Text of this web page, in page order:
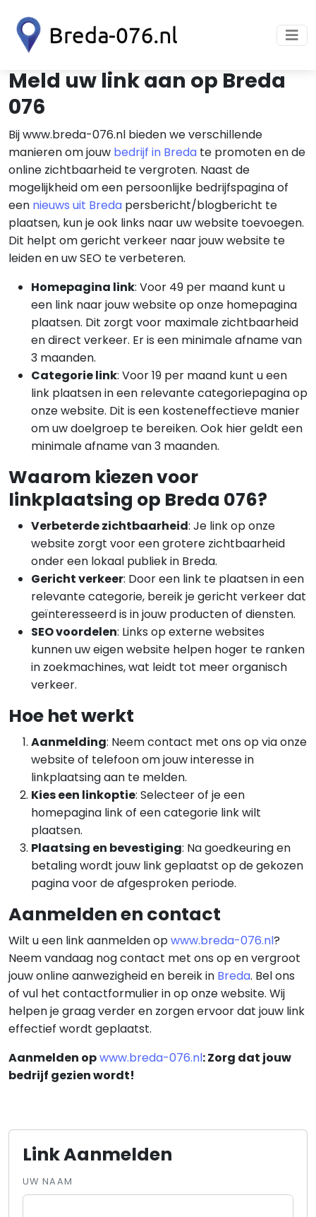
Meld uw link aan op Breda
076
Bij www.breda-076.nl bieden we verschillende
manieren om jouw bedrijf in Breda te promoten en de
online zichtbaarheid te vergroten. Naast de
mogelijkheid om een persoonlijke bedrijfspagina of
een nieuws uit Breda persbericht/blogbericht te
plaatsen, kun je ook links naar uw website toevoegen.
Dit helpt om gericht verkeer naar jouw website te
leiden en uw SEO te verbeteren.
Homepagina link: Voor 49 per maand kunt u
een link naar jouw website op onze homepagina
plaatsen. Dit zorgt voor maximale zichtbaarheid
en direct verkeer. Er is een minimale afname van
3 maanden.
Categorie link: Voor 19 per maand kunt u een
link plaatsen in een relevante categoriepagina op
onze website. Dit is een kosteneffectieve manier
om uw doelgroep te bereiken. Ook hier geldt een
minimale afname van 3 maanden.
Waarom kiezen voor
linkplaatsing op Breda 076?
Verbeterde zichtbaarheid: Je link op onze
website zorgt voor een grotere zichtbaarheid
onder een lokaal publiek in Breda.
Gericht verkeer: Door een link te plaatsen in een
relevante categorie, bereik je gericht verkeer dat
geïnteresseerd is in jouw producten of diensten.
SEO voordelen: Links op externe websites
kunnen uw eigen website helpen hoger te ranken
in zoekmachines, wat leidt tot meer organisch
verkeer.
Hoe het werkt
Aanmelding: Neem contact met ons op via onze
website of telefoon om jouw interesse in
linkplaatsing aan te melden.
Kies een linkoptie: Selecteer of je een
homepagina link of een categorie link wilt
plaatsen.
Plaatsing en bevestiging: Na goedkeuring en
betaling wordt jouw link geplaatst op de gekozen
pagina voor de afgesproken periode.
Aanmelden en contact
Wilt u een link aanmelden opwww.breda-076.nl?
Neem vandaag nog contact met ons op en vergroot
jouw online aanwezigheid en bereik in Breda. Bel ons
of vul het contactformulier in op onze website. Wij
helpen je graag verder en zorgen ervoor dat jouw link
effectief wordt geplaatst.
Aanmelden opwww.breda-076.nl: Zorg dat jouw
bedrijf gezien wordt!
Link Aanmelden
UW NAAM